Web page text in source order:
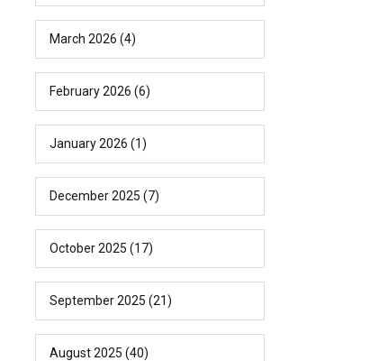
March 2026 (4)
February 2026 (6)
January 2026 (1)
December 2025 (7)
October 2025 (17)
September 2025 (21)
August 2025 (40)